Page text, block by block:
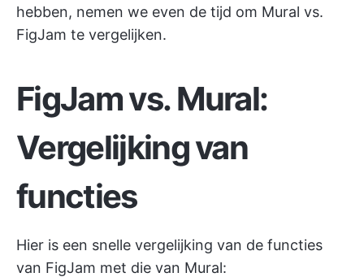
hebben, nemen we even de tijd om Mural vs.
FigJam te vergelijken.
FigJam vs. Mural:
Vergelijking van
functies
Hier is een snelle vergelijking van de functies
van FigJam met die van Mural: